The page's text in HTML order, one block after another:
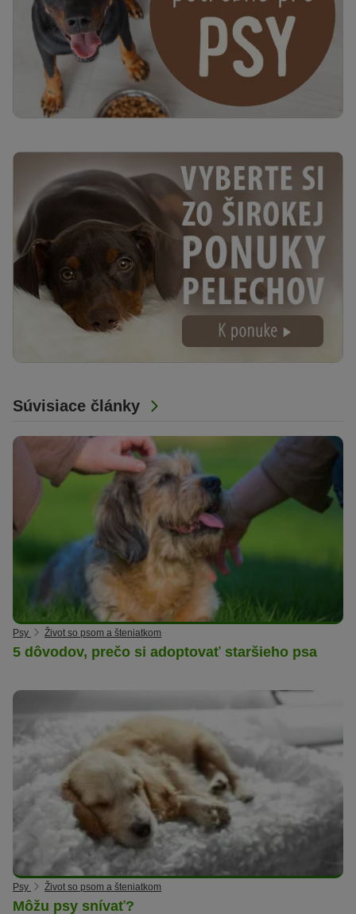
Súvisiace články
Psy Život so psom a šteniatkom
5 dôvodov, prečo si adoptovať staršieho psa
Psy Život so psom a šteniatkom
Môžu psy snívať?